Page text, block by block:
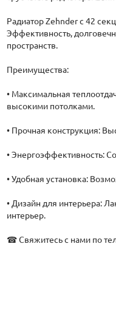
Радиатор Zehnder с 42
Эффективность,
пространств.
Преимущества:
• Максимальная
высокими потолками.
• Прочная конструкция:
• Энергоэффективность:
• Удобная установка:
• Дизайн для интерьера:
интерьер.
☎ Свяжитесь с нами по